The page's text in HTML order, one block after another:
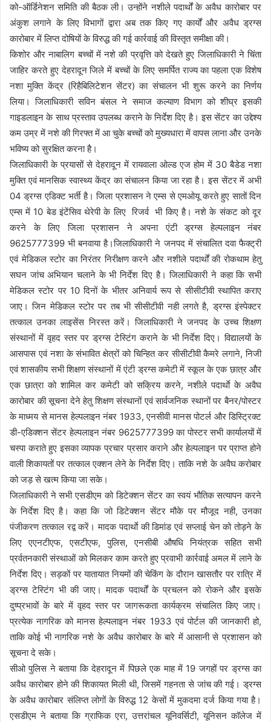
को-ऑर्डिनेशन समिति की बैठक ली। उन्होंने नशीले पदार्थों के अवैध कारोबार पर
अंकुश लगाने के लिए विभागों द्वारा अब तक किए गए कार्यों और अवैध ड्रग्स
कारोबार में लिप्त दोषियों के विरुद्ध की गई कार्रवाई की विस्तृत समीक्षा की।
किशोर और नाबालिग बच्चों में नशे की प्रवृत्ति को देखते हुए जिलाधिकारी ने चिंता
जाहिर करते हुए देहरादून जिले में बच्चों के लिए समर्पित राज्य का पहला एक विशेष
नशा मुक्ति केंद्र (रिहैबिलिटेशन सेंटर) का संचालन भी शुरू करने का निर्णय
लिया। जिलाधिकारी सविन बंसल ने समाज कल्याण विभाग को शीघ्र इसकी
गाइडलाइन के साथ प्रस्ताव उपलब्ध कराने के निर्देश दिए है। इस सेंटर का उद्देश्य
कम उम्र में नशे की गिरफ्त में आ चुके बच्चों को मुख्यधारा में वापस लाना और उनके
भविष्य को सुरक्षित करना है।
जिलाधिकारी के प्रयासों से देहरादून में रायवाला ओल्ड एज होम में 30 बैडेड नशा
मुक्ति एवं मानसिक स्वास्थ्य केंद्र का संचालन किया जा रहा है। इस सेंटर में अभी
04 ड्रग्स एडिक्ट भर्ती है। जिला प्रशासन ने एम्स से एमओयू करते हुए सातों दिन
एम्स में 10 बेड इंटेंसिव थेरेपी के लिए रिजर्व भी किए है। नशे के संकट को दूर
करने के लिए जिला प्रशासन ने अपना एंटी ड्रग्स हेल्पलाइन नंबर
9625777399 भी बनवाया है।जिलाधिकारी ने जनपद में संचालित दवा फैक्ट्री
एवं मेडिकल स्टोर का निरंतर निरीक्षण करने और नशीले पदार्थों की रोकथाम हेतु
सघन जांच अभियान चलाने के भी निर्देश दिए है। जिलाधिकारी ने कहा कि सभी
मेडिकल स्टोर पर 10 दिनों के भीतर अनिवार्य रूप से सीसीटीवी स्थापित कराए
जाए। जिन मेडिकल स्टोर पर तब भी सीसीटीवी नही लगते है, ड्रग्स इंस्पेक्टर
तत्काल उनका लाइसेंस निरस्त करें। जिलाधिकारी ने जनपद के उच्च शिक्षण
संस्थानों में वृहद स्तर पर ड्रग्स टेस्टिंग कराने के भी निर्देश दिए। विद्यालयों के
आसपास एवं नशा के संभावित क्षेत्रों को चिन्हित कर सीसीटीवी कैमरे लगाने, निजी
एवं शासकीय सभी शिक्षण संस्थानों में एंटी ड्रग्स कमेटी में स्कूल के एक छात्र और
एक छात्रा को शामिल कर कमेटी को सक्रिय करने, नशीले पदार्थाे के अवैघ
कारोबार की सूचना देने हेतु शिक्षण संस्थानों एवं सार्वजनिक स्थानों पर बैनर/पोस्टर
के माध्मय से मानस हेल्पलाइन नंबर 1933, एनसीवी मानस पोटर्ल और डिस्ट्रिक्ट
डी-एडिक्शन सेंटर हेल्पलाइन नंबर 9625777399 का पोस्टर सभी कार्यालयों में
चस्पा कराते हुए इसका व्यापक प्रचार प्रसार कराने और हेल्पलाइन पर प्राप्त होने
वाली शिकायतों पर तत्काल एक्शन लेने के निर्देश दिए। ताकि नशे के अवैघ करोबार
को जड़ से खत्म किया जा सके।
जिलाधिकारी ने सभी एसडीएम को डिटेक्शन सेंटर का स्वयं भौतिक सत्यापन करने
के निर्देश दिए है। कहा कि जो डिटेक्शन सेंटर मौके पर मौजूद नही, उनका
पंजीकरण तत्काल रद्व करें। मादक पदार्थाे की डिमांड एवं सप्लाई चेन को तोड़ने के
लिए एएनटीएफ, एसटीएफ, पुलिस, एनसीबी औषधि नियंत्रक सहित सभी
प्रर्वतनकारी संस्थाओं को मिलकर काम करते हुए प्रवाभी कार्रवाई अमल में लाने के
निर्देश दिए। सड़कों पर यातायात नियमों की चेकिंग के दौरान खासतौर पर रात्रि में
ड्रग्स टेस्टिंग भी की जाए। मादक पदार्थों के प्रचलन को रोकने और इसके
दुष्प्रभावों के बारे में वृहद स्तर पर जागरूकता कार्यक्रम संचालित किए जाए।
प्रत्येक नागरिक को मानस हेल्पलाइन नंबर 1933 एवं पोर्टल की जानकारी हो,
ताकि कोई भी नागरिक नशे के अवैध कारोबार के बारे में आसानी से प्रशासन को
सूचना दे सके।
सीओ पुलिस ने बताया कि देहरादून में पिछले एक माह में 19 जगहों पर ड्रग्स का
अवैध कारोबार होने की शिकायत मिली थी, जिसमें गहनता से जांच की गई। ड्रग्स
के अवैध कारोबार संलिप्त लोगों के विरुद्ध 12 केसों में मुकदमा दर्ज किया गया है।
एसडीएम ने बताया कि ग्राफिक एरा, उत्तरांचल यूनिवर्सिटी, यूनिसन कॉलेज में